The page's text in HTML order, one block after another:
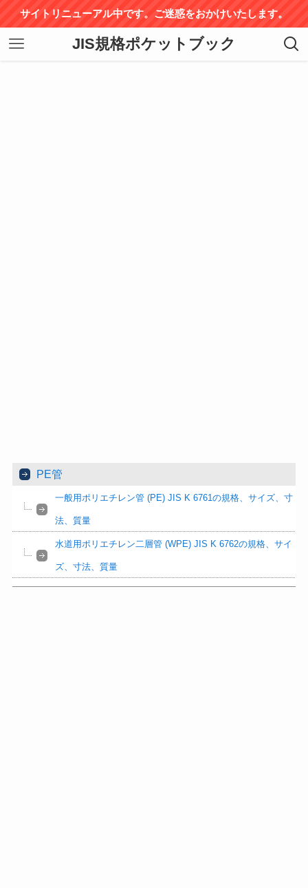
サイトリニューアル中です。ご迷惑をおかけいたします。
JIS規格ポケットブック
PE管
一般用ポリエチレン管 (PE) JIS K 6761の規格、サイズ、寸
法、質量
水道用ポリエチレン二層管 (WPE) JIS K 6762の規格、サイ
ズ、寸法、質量